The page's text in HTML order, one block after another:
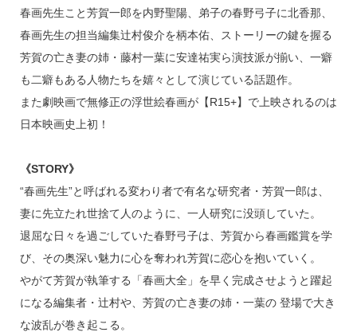
春画先生こと芳賀一郎を内野聖陽、弟子の春野弓子に北香那、
春画先生の担当編集辻村俊介を柄本佑、ストーリーの鍵を握る
芳賀の亡き妻の姉・藤村一葉に安達祐実ら演技派が揃い、一癖
も二癖もある人物たちを嬉々として演じている話題作。
また劇映画で無修正の浮世絵春画が【R15+】で上映されるのは
日本映画史上初！
《STORY》
“春画先生”と呼ばれる変わり者で有名な研究者・芳賀一郎は、
妻に先立たれ世捨て人のように、一人研究に没頭していた。
退屈な日々を過ごしていた春野弓子は、芳賀から春画鑑賞を学
び、その奥深い魅力に心を奪われ芳賀に恋心を抱いていく。
やがて芳賀が執筆する「春画大全」を早く完成させようと躍起
になる編集者・辻村や、芳賀の亡き妻の姉・一葉の 登場で大き
な波乱が巻き起こる。